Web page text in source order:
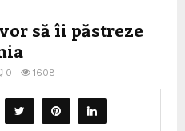
să îi păstreze
0 1608